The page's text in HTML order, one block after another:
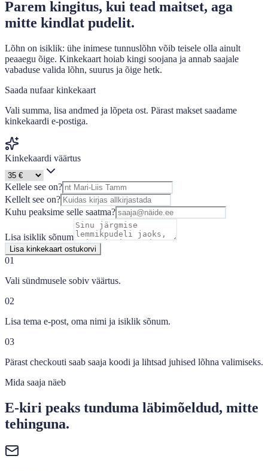
Parem kingitus, kui tead maitset, aga
mitte kindlat pudelit.
Lõhn on isiklik: ühe inimese tunnuslõhn võib teisele olla ainult
peaaegu õige. Kinkekaart hoiab kingi soojana ja annab saajale
vabaduse valida lõhn, suurus ja õige hetk.
Saada nufaar kinkekaart
Vali summa, lisa andmed ja lõpeta ost. Pärast makset saadame
kinkekaardi e-postiga.
Kinkekaardi väärtus
Kellele see on?
Kellelt see on?
Kuhu peaksime selle saatma?
Lisa isiklik sõnum
Lisa kinkekaart ostukorvi
01
Vali sündmusele sobiv väärtus.
02
Lisa tema e-post, oma nimi ja isiklik sõnum.
03
Pärast checkouti saab saaja koodi ja lihtsad juhised lõhna valimiseks.
Mida saaja näeb
E-kiri peaks tunduma läbimõeldud, mitte
tehinguna.